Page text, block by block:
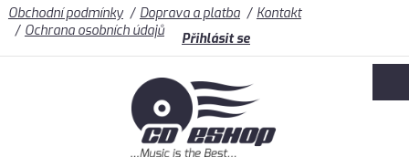
Obchodní podmínky Doprava a platba
Kontakt
Ochrana osobních údajů
Přihlásit se